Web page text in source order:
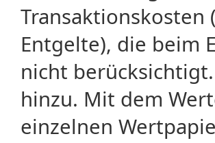
Transaktionskosten
Entgelte), die beim
nicht
hinzu. Mit dem
einzelnen